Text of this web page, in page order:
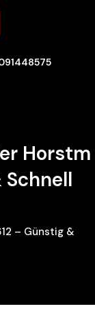
Horstm
Schnell
– Günstig &